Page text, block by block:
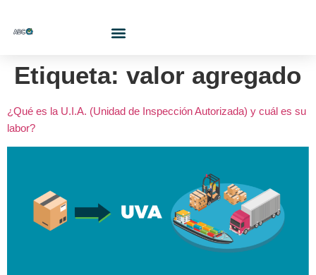
Etiqueta: valor agregado
¿Qué es la U.I.A. (Unidad de Inspección Autorizada) y cuál es su
labor?